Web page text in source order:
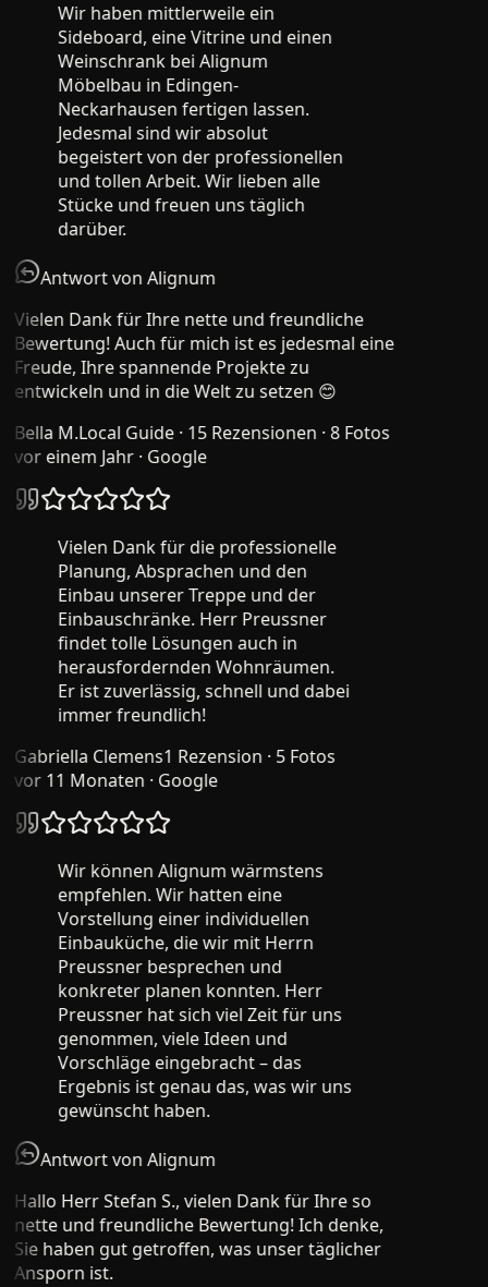
Wir haben mittlerweile ein
Sideboard, eine Vitrine und einen
Weinschrank bei Alignum
Möbelbau in Edingen-
Neckarhausen fertigen lassen.
Jedesmal sind wir absolut
begeistert von der professionellen
und tollen Arbeit. Wir lieben alle
Stücke und freuen uns täglich
darüber.
Antwort von Alignum
Vielen Dank für Ihre nette und freundliche
Bewertung! Auch für mich ist es jedesmal eine
Freude, Ihre spannende Projekte zu
entwickeln und in die Welt zu setzen 😊
Bella M.Local Guide · 15 Rezensionen · 8 Fotos
vor einem Jahr· Google
Vielen Dank für die professionelle
Planung, Absprachen und den
Einbau unserer Treppe und der
Einbauschränke. Herr Preussner
findet tolle Lösungen auch in
herausfordernden Wohnräumen.
Er ist zuverlässig, schnell und dabei
immer freundlich!
Gabriella Clemens1 Rezension · 5 Fotos
vor 11 Monaten· Google
Wir können Alignum wärmstens
empfehlen. Wir hatten eine
Vorstellung einer individuellen
Einbauküche, die wir mit Herrn
Preussner besprechen und
konkreter planen konnten. Herr
Preussner hat sich viel Zeit für uns
genommen, viele Ideen und
Vorschläge eingebracht – das
Ergebnis ist genau das, was wir uns
gewünscht haben.
Antwort von Alignum
Hallo Herr Stefan S., vielen Dank für Ihre so
nette und freundliche Bewertung! Ich denke,
Sie haben gut getroffen, was unser täglicher
Ansporn ist.